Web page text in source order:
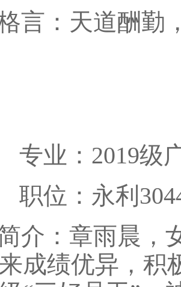
言：天道酬勤
专业：2019级
职位：永利
介：章雨晨，
成绩优异，积